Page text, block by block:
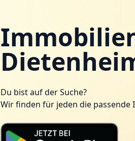
Du bist auf der Suche?
Wir finden für jeden die passende